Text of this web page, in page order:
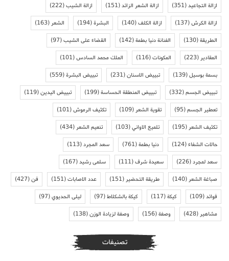
ازالة التجاعيد(351) ازالة الشعر الزائد(151) ازالة الشيب(222)
ازالة الكرش(137) ازالة الكلف(140) البشرة(194) الشعر(163)
الطريقة(130) الفنانة دنيا بطمة(142) القضاء على الشيب(97)
المقادير(223) المكونات(116) الملك محمد السادس(101)
بسمة بوسيل(139) تبييض الاسنان(231) تبييض البشرة(559)
تبييض الجسم(332) تبييض المنطقة الحساسة(199) تبييض اليدين(119)
تعطير الجسم(95) تقوية الشعر(109) تكثيف الرموش(101)
تكثيف الشعر(195) تلميع الاواني(103) تنعيم الشعر(434)
حالات الشفاء(124) دنيا بطمة(761) سعد المجرد(113)
سعد لمجرد(226) سعيدة شرف(111) سلمى رشيد(167)
صباغة الشعر(140) طريقة التحضير(151) عدد الاصابات(151) فن(427)
فوائد(109) كيكة(117) كيكة بالشكلاط(97) ليلى الحديوي(97)
مشاهير(428) وصفة(156) وصفة لزيادة الوزن(138)
تصنيفات